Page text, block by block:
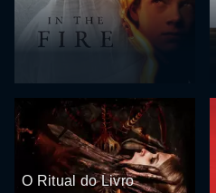
O Ritual do Livro